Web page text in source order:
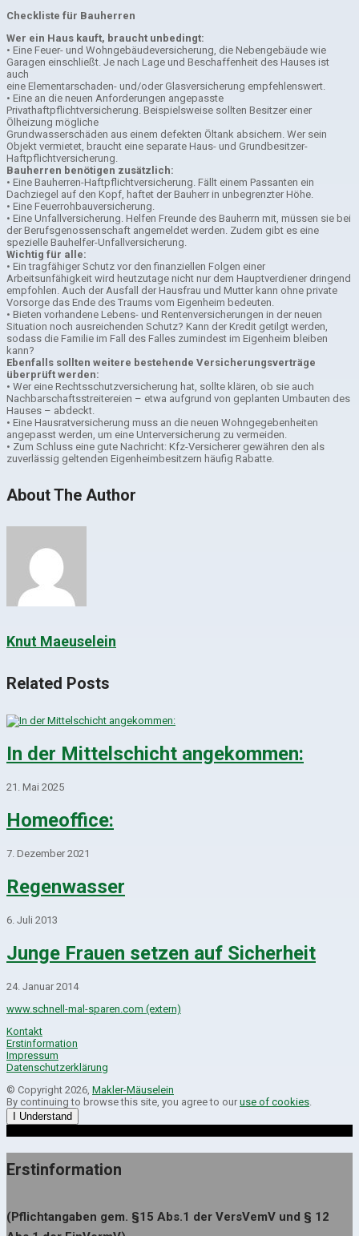
Checkliste für Bauherren
Wer ein Haus kauft, braucht unbedingt:
• Eine Feuer- und Wohngebäudeversicherung, die Nebengebäude wie
Garagen einschließt. Je nach Lage und Beschaffenheit des Hauses ist
auch
eine Elementarschaden- und/oder Glasversicherung empfehlenswert.
• Eine an die neuen Anforderungen angepasste
Privathaftpflichtversicherung. Beispielsweise sollten Besitzer einer
Ölheizung mögliche
Grundwasserschäden aus einem defekten Öltank absichern. Wer sein
Objekt vermietet, braucht eine separate Haus- und Grundbesitzer-
Haftpflichtversicherung.
Bauherren benötigen zusätzlich:
• Eine Bauherren-Haftpflichtversicherung. Fällt einem Passanten ein
Dachziegel auf den Kopf, haftet der Bauherr in unbegrenzter Höhe.
• Eine Feuerrohbauversicherung.
• Eine Unfallversicherung. Helfen Freunde des Bauherrn mit, müssen sie bei
der Berufsgenossenschaft angemeldet werden. Zudem gibt es eine
spezielle Bauhelfer-Unfallversicherung.
Wichtig für alle:
• Ein tragfähiger Schutz vor den finanziellen Folgen einer
Arbeitsunfähigkeit wird heutzutage nicht nur dem Hauptverdiener dringend
empfohlen. Auch der Ausfall der Hausfrau und Mutter kann ohne private
Vorsorge das Ende des Traums vom Eigenheim bedeuten.
• Bieten vorhandene Lebens- und Rentenversicherungen in der neuen
Situation noch ausreichenden Schutz? Kann der Kredit getilgt werden,
sodass die Familie im Fall des Falles zumindest im Eigenheim bleiben
kann?
Ebenfalls sollten weitere bestehende Versicherungsverträge
überprüft werden:
• Wer eine Rechtsschutzversicherung hat, sollte klären, ob sie auch
Nachbarschaftsstreitereien – etwa aufgrund von geplanten Umbauten des
Hauses – abdeckt.
• Eine Hausratversicherung muss an die neuen Wohngegebenheiten
angepasst werden, um eine Unterversicherung zu vermeiden.
• Zum Schluss eine gute Nachricht: Kfz-Versicherer gewähren den als
zuverlässig geltenden Eigenheimbesitzern häufig Rabatte.
About The Author
Knut Maeuselein
Related Posts
In der Mittelschicht angekommen:
21. Mai 2025
Homeoffice:
7. Dezember 2021
Regenwasser
6. Juli 2013
Junge Frauen setzen auf Sicherheit
24. Januar 2014
www.schnell-mal-sparen.com (extern)
Kontakt
Erstinformation
Impressum
Datenschutzerklärung
© Copyright 2026, Makler-Mäuselein
By continuing to browse this site, you agree to our use of cookies
I Understand
Erstinformation
(Pflichtangaben gem. §15 Abs.1 der VersVemV und § 12